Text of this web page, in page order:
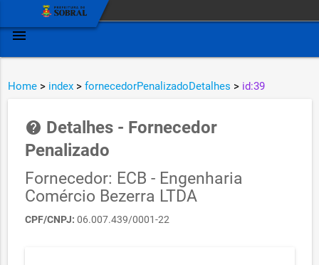
menu
Home > index > fornecedorPenalizadoDetalhes > id:39
help Detalhes - Fornecedor
Penalizado
Fornecedor: ECB - Engenharia
Comércio Bezerra LTDA
CPF/CNPJ: 06.007.439/0001-22